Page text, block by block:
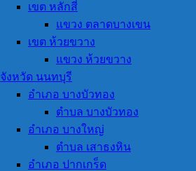
เขต หลักสี่
แขวง ตลาดบางเขน
เขต ห้วยขวาง
แขวง ห้วยขวาง
จังหวัด นนทบุรี
อำเภอ บางบัวทอง
ตำบล บางบัวทอง
อำเภอ บางใหญ่
ตำบล เสาธงหิน
อำเภอ ปากเกร็ด